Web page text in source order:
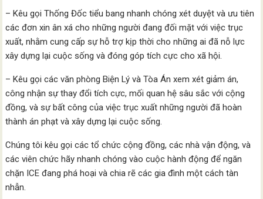
– Kêu gọi Thống Đốc tiểu bang nhanh chóng xét duyệt và ưu tiên
các đơn xin ân xá cho những người đang đối mặt với việc trục
xuất, nhằm cung cấp sự hỗ trợ kịp thời cho những ai đã nỗ lực
xây dựng lại cuộc sống và đóng góp tích cực cho xã hội.
– Kêu gọi các văn phòng Biện Lý và Tòa Án xem xét giảm án,
công nhận sự thay đổi tích cực, mối quan hệ sâu sắc với cộng
đồng, và sự bất công của việc trục xuất những người đã hoàn
thành án phạt và xây dựng lại cuộc sống.
Chúng tôi kêu gọi các tổ chức cộng đồng, các nhà vận động, và
các viên chức hãy nhanh chóng vào cuộc hành động để ngăn
chặn ICE đang phá hoại và chia rẽ các gia đình một cách tàn
nhẫn.